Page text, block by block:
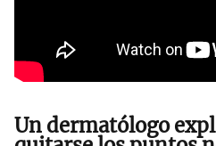
Un dermatólogo